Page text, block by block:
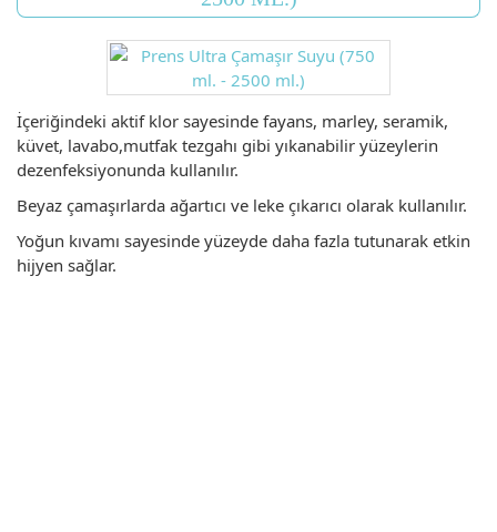
İçeriğindeki aktif klor sayesinde fayans, marley, seramik,
küvet, lavabo,mutfak tezgahı gibi yıkanabilir yüzeylerin
dezenfeksiyonunda kullanılır.
Beyaz çamaşırlarda ağartıcı ve leke çıkarıcı olarak kullanılır.
Yoğun kıvamı sayesinde yüzeyde daha fazla tutunarak etkin
hijyen sağlar.